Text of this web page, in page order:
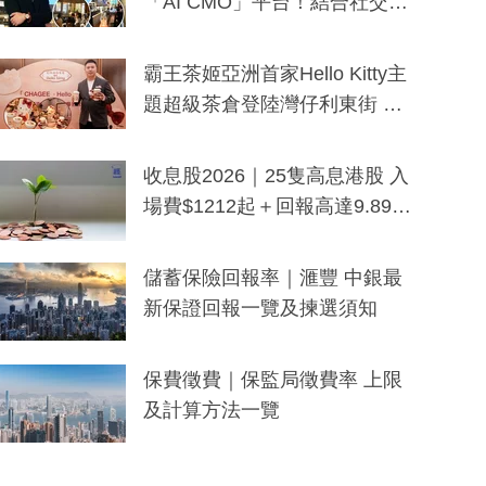
分鐘生成「貼地」宣傳短片
霸王茶姬亞洲首家Hello Kitty主
題超級茶倉登陸灣仔利東街 推
y及香港限定特調系列
收息股2026｜25隻高息港股 入
場費$1212起＋回報高達9.89
儲蓄保險回報率｜滙豐 中銀最
新保證回報一覽及揀選須知
保費徵費｜保監局徵費率 上限
及計算方法一覽